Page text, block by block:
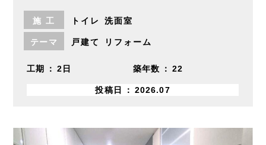
施工 トイレ 洗面室
テーマ 戸建て リフォーム
工期 2日 築年数 22
投稿日 2026.07